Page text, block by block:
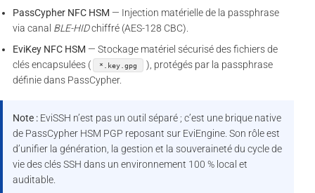
PassCypher NFC HSM — Injection matérielle de la passphrase
via canal BLE-HIDchiffré (AES-128 CBC).
EviKey NFC HSM — Stockage matériel sécurisé des fichiers de
clés encapsulées (
*.key.gpg
), protégés par la passphrase
définie dans PassCypher.
Note : EviSSH n’est pas un outil séparé ; c’est une brique native
de PassCypher HSM PGP reposant sur EviEngine. Son rôle est
d’unifier la génération, la gestion et la souveraineté du cycle de
vie des clés SSH dans un environnement 100 % local et
auditable.